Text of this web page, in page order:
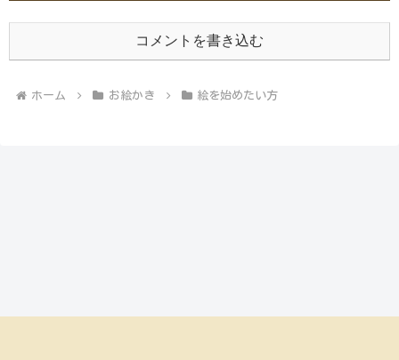
コメントを書き込む
ホーム お絵かき 絵を始めたい方